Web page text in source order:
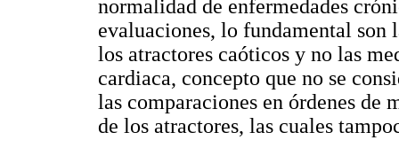
normalidad de enfermedades
evaluaciones, lo fundamental son
los atractores caóticos y no las
cardiaca, concepto que no se
las comparaciones en órdenes de
de los atractores, las cuales